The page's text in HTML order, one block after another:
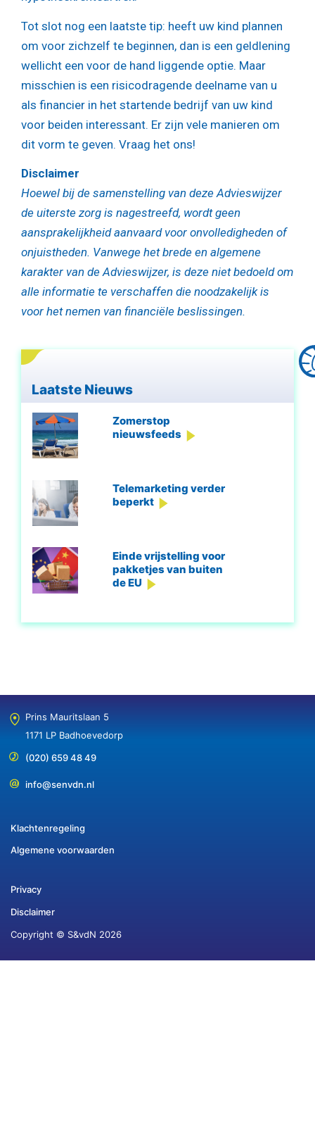
Tot slot nog een laatste tip: heeft uw kind plannen
om voor zichzelf te beginnen, dan is een geldlening
wellicht een voor de hand liggende optie. Maar
misschien is een risicodragende deelname van u
als financier in het startende bedrijf van uw kind
voor beiden interessant. Er zijn vele manieren om
dit vorm te geven. Vraag het ons!
Disclaimer
Hoewel bij de samenstelling van deze Advieswijzer
de uiterste zorg is nagestreefd, wordt geen
aansprakelijkheid aanvaard voor onvolledigheden of
onjuistheden. Vanwege het brede en algemene
karakter van de Advieswijzer, is deze niet bedoeld om
alle informatie te verschaffen die noodzakelijk is
voor het nemen van financiële beslissingen.
Laatste Nieuws
Zomerstop
nieuwsfeeds
Telemarketing verder
beperkt
Einde vrijstelling voor
pakketjes van buiten
de EU
Prins Mauritslaan 5
1171 LP Badhoevedorp
(020) 659 48 49
info@senvdn.nl
Klachtenregeling
Algemene voorwaarden
Privacy
Disclaimer
Copyright © S&vdN 2026